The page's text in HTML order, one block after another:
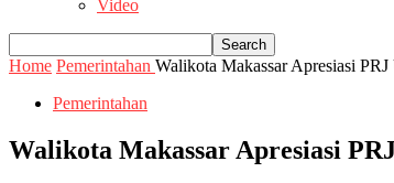
Video
Home Pemerintahan Walikota Makassar Apresiasi
Pemerintahan
Walikota Makassar Apresiasi